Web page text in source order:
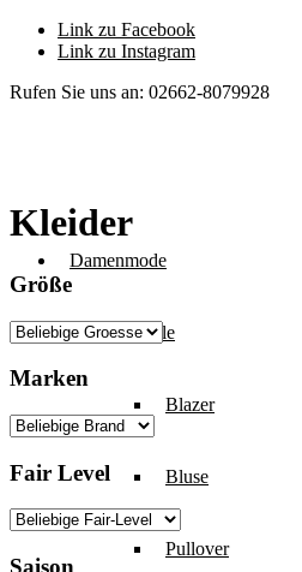
Link zu Facebook
Link zu Instagram
Rufen Sie uns an: 02662-8079928
Damenmode
Oberteile
Blazer
Bluse
Pullover
Kleider
Größe
Marken
Fair Level
Saison